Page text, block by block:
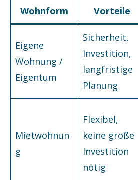
Wohnform Vorteile
Eigene
Wohnung /
Eigentum
Sicherheit,
Investition,
langfristige
Planung
Mietwohnun
g
Flexibel,
keine große
Investition
nötig